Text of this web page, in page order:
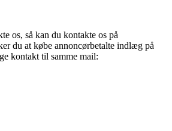
os, så kan du kontakte os på
du at købe annoncørbetalte indlæg på
kontakt til samme mail: